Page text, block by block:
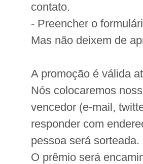
contato.
- Preencher o
Mas não deixem de
A promoção é válida
Nós colocaremos
vencedor (e-mail,
responder com
pessoa será sorteada.
O prêmio será